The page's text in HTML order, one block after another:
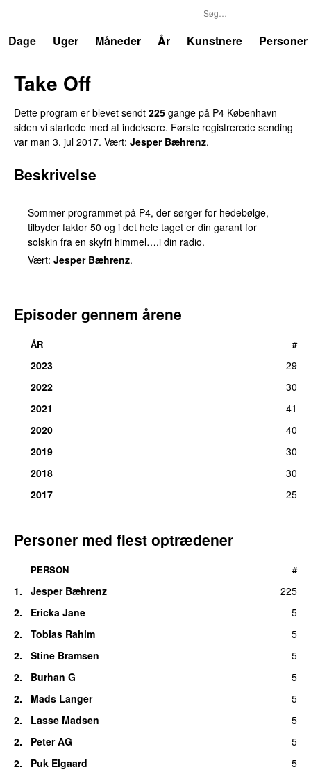
Dage
Uger Måneder År Kunstnere Personer
Take Off
Dette program er blevet sendt 225 gange på P4 København
siden vi startede med at indeksere. Første registrerede sending
var man 3. jul 2017. Vært: Jesper Bæhrenz.
Beskrivelse
Sommer programmet på P4, der sørger for hedebølge,
tilbyder faktor 50 og i det hele taget er din garant for
solskin fra en skyfri himmel….i din radio.
Vært: Jesper Bæhrenz.
Episoder gennem årene
ÅR #
2023
29
2022
30
2021
41
2020
40
2019
30
2018
30
2017
25
Personer med flest optrædener
PERSON #
1. Jesper Bæhrenz
225
2.
Ericka Jane
5
2.
Tobias Rahim
5
2.
Stine Bramsen
5
2.
Burhan G
5
2.
Mads Langer
5
2.
Lasse Madsen
5
2.
Peter AG
5
2.
Puk Elgaard
5